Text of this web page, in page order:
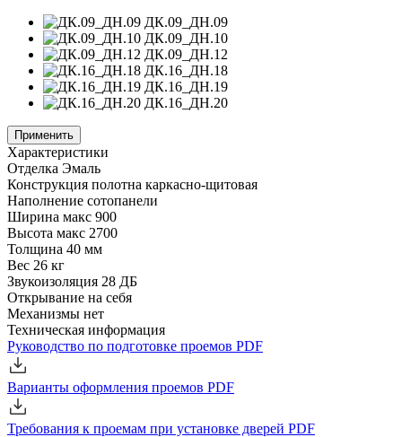
ДК.09_ДН.09
ДК.09_ДН.10
ДК.09_ДН.12
ДК.16_ДН.18
ДК.16_ДН.19
ДК.16_ДН.20
Применить
Характеристики
Отделка Эмаль
Конструкция полотна каркасно-щитовая
Наполнение сотопанели
Ширина макс 900
Высота макс 2700
Толщина 40 мм
Вес 26 кг
Звукоизоляция 28 ДБ
Открывание на себя
Механизмы нет
Техническая информация
Руководство по подготовке проемов PDF
Варианты оформления проемов PDF
Требования к проемам при установке дверей PDF